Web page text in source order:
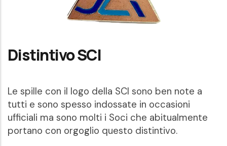
Distintivo SCI
Le spille con il logo della SCI sono ben note a
tutti e sono spesso indossate in occasioni
ufficiali ma sono molti i Soci che abitualmente
portano con orgoglio questo distintivo.